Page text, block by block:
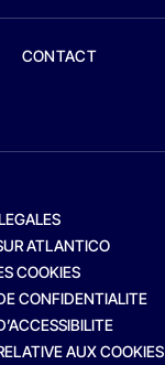
CONTACT
ATLANTICO
COOKIES
CONFIDENTIALITE
AUX COOKIES